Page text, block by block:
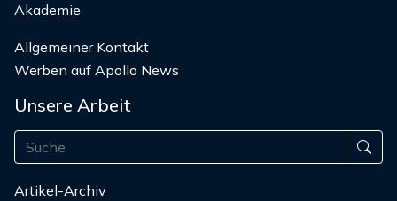
Akademie
Allgemeiner Kontakt
Werben auf Apollo News
Unsere Arbeit
Artikel-Archiv